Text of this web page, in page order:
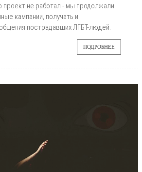
проект не работал - мы продолжали
кампании, получать и
пострадавших ЛГБТ-людей.
ПОДРОБНЕЕ